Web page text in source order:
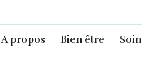
A propos Bien être